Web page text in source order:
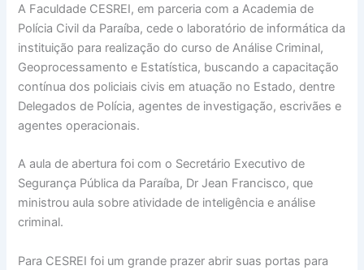
A Faculdade CESREI, em parceria com a Academia de
Polícia Civil da Paraíba, cede o laboratório de informática da
instituição para realização do curso de Análise Criminal,
Geoprocessamento e Estatística, buscando a capacitação
contínua dos policiais civis em atuação no Estado, dentre
Delegados de Polícia, agentes de investigação, escrivães e
agentes operacionais.
A aula de abertura foi com o Secretário Executivo de
Segurança Pública da Paraíba, Dr Jean Francisco, que
ministrou aula sobre atividade de inteligência e análise
criminal.
Para CESREI foi um grande prazer abrir suas portas para